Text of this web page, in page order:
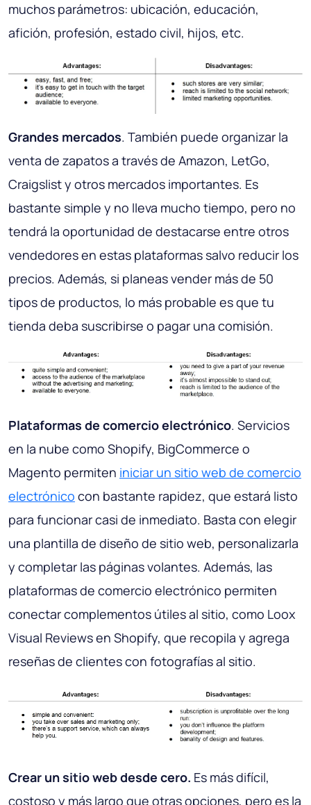
muchos parámetros: ubicación, educación,
afición, profesión, estado civil, hijos, etc.
Grandes mercados. También puede organizar la
venta de zapatos a través de Amazon, LetGo,
Craigslist y otros mercados importantes. Es
bastante simple y no lleva mucho tiempo, pero no
tendrá la oportunidad de destacarse entre otros
vendedores en estas plataformas salvo reducir los
precios. Además, si planeas vender más de 50
tipos de productos, lo más probable es que tu
tienda deba suscribirse o pagar una comisión.
Plataformas de comercio electrónico. Servicios
en la nube como Shopify, BigCommerce o
Magento permiten iniciar un sitio web de comercio
electrónico con bastante rapidez, que estará listo
para funcionar casi de inmediato. Basta con elegir
una plantilla de diseño de sitio web, personalizarla
y completar las páginas volantes. Además, las
plataformas de comercio electrónico permiten
conectar complementos útiles al sitio, como Loox
Visual Reviews en Shopify, que recopila y agrega
reseñas de clientes con fotografías al sitio.
Crear un sitio web desde cero. Es más difícil,
costoso y más largo que otras opciones, pero es la